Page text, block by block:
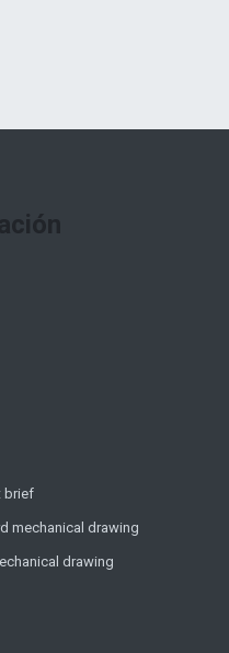
brief
mechanical drawing
drawing